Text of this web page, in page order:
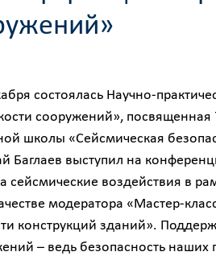
состоялась Научно-
сооружений», посвященная
школы «Сейсмическая
Баглаев выступил на
сейсмические воздействия в
модератора «Мастер-
конструкций зданий».
– ведь безопасность наших